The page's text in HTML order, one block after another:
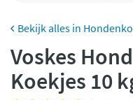
Voskes
Koekjes 10